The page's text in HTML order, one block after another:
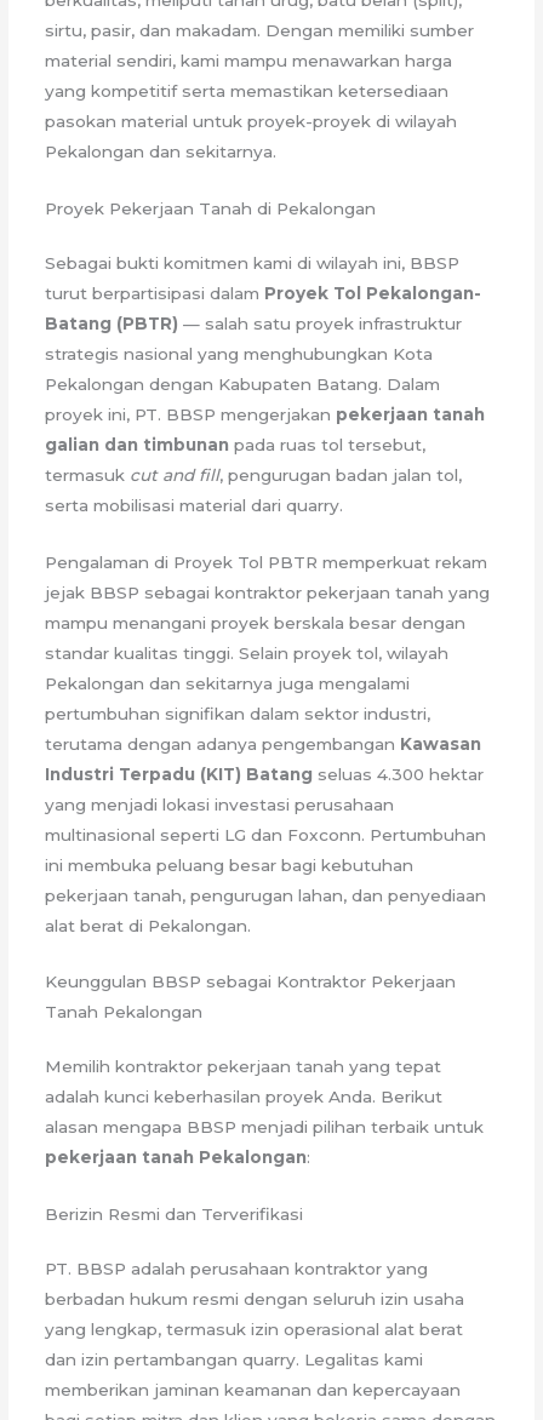
sirtu, pasir, dan makadam. Dengan memiliki sumber
material sendiri, kami mampu menawarkan harga
yang kompetitif serta memastikan ketersediaan
pasokan material untuk proyek-proyek di wilayah
Pekalongan dan sekitarnya.
Proyek Pekerjaan Tanah di Pekalongan
Sebagai bukti komitmen kami di wilayah ini, BBSP
turut berpartisipasi dalam Proyek Tol Pekalongan-
Batang (PBTR) — salah satu proyek infrastruktur
strategis nasional yang menghubungkan Kota
Pekalongan dengan Kabupaten Batang. Dalam
proyek ini, PT. BBSP mengerjakan pekerjaan tanah
galian dan timbunan pada ruas tol tersebut,
termasuk cut and fill, pengurugan badan jalan tol,
serta mobilisasi material dari quarry.
Pengalaman di Proyek Tol PBTR memperkuat rekam
jejak BBSP sebagai kontraktor pekerjaan tanah yang
mampu menangani proyek berskala besar dengan
standar kualitas tinggi. Selain proyek tol, wilayah
Pekalongan dan sekitarnya juga mengalami
pertumbuhan signifikan dalam sektor industri,
terutama dengan adanya pengembangan Kawasan
Industri Terpadu (KIT) Batang seluas 4.300 hektar
yang menjadi lokasi investasi perusahaan
multinasional seperti LG dan Foxconn. Pertumbuhan
ini membuka peluang besar bagi kebutuhan
pekerjaan tanah, pengurugan lahan, dan penyediaan
alat berat di Pekalongan.
Keunggulan BBSP sebagai Kontraktor Pekerjaan
Tanah Pekalongan
Memilih kontraktor pekerjaan tanah yang tepat
adalah kunci keberhasilan proyek Anda. Berikut
alasan mengapa BBSP menjadi pilihan terbaik untuk
pekerjaan tanah Pekalongan:
Berizin Resmi dan Terverifikasi
PT. BBSP adalah perusahaan kontraktor yang
berbadan hukum resmi dengan seluruh izin usaha
yang lengkap, termasuk izin operasional alat berat
dan izin pertambangan quarry. Legalitas kami
memberikan jaminan keamanan dan kepercayaan